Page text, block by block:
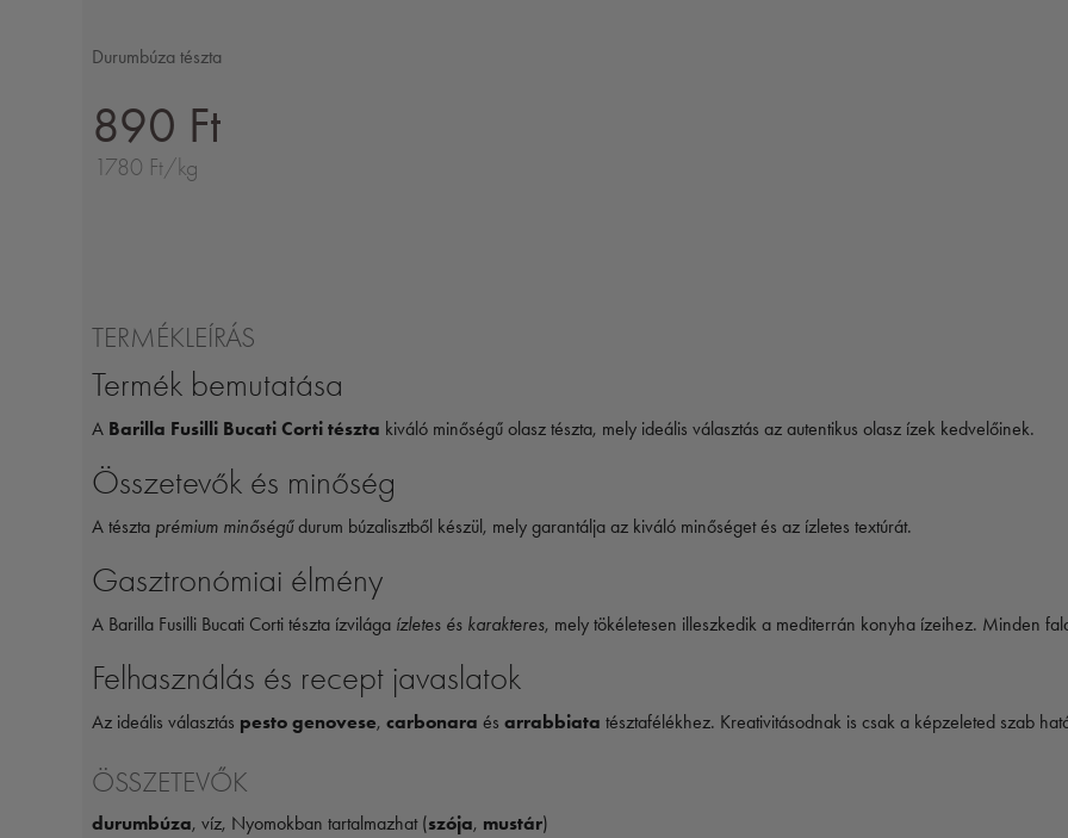
Durumbúza tészta
890 Ft
1780 Ft/kg
TERMÉKLEÍRÁS
Termék bemutatása
A Barilla Fusilli Bucati Corti tészta kiváló minőségű olasz tészta, mely ideális választás az autentikus olasz ízek kedvelőinek.
Összetevők és minőség
A tészta prémium minőségűdurum búzalisztből készül, mely garantálja az kiváló minőséget és az ízletes textúrát.
Gasztronómiai élmény
A Barilla Fusilli Bucati Corti tészta ízvilága ízletes és karakteres, mely tökéletesen illeszkedik a mediterrán konyha ízeihez. Minden
Felhasználás és recept javaslatok
Az ideális választás pesto genovese, carbonara és arrabbiata tésztafélékhez. Kreativitásodnak is csak a képzeleted szab
ÖSSZETEVŐK
durumbúza, víz, Nyomokban tartalmazhat (szója, mustár)